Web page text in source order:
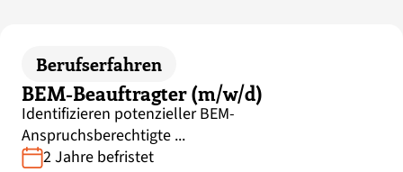
Berufserfahren
BEM-Beauftragter (m/w/d)
Identifizieren potenzieller BEM-
Anspruchsberechtigte ...
2 Jahre befristet